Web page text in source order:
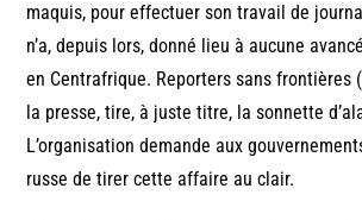
maquis, pour effectuer son travail de
n’a, depuis lors, donné lieu à aucune
en Centrafrique. Reporters sans frontières
la presse, tire, à juste titre, la sonnette
L’organisation demande aux
russe de tirer cette affaire au clair.